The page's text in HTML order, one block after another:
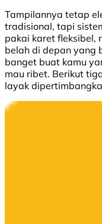
Tampilannya tetap
tradisional, tapi
pakai karet fleksibel,
belah di depan yang
banget buat kamu
mau ribet. Berikut
layak